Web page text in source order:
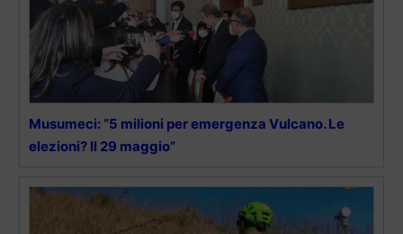
Musumeci: “5 milioni per emergenza Vulcano. Le
elezioni? Il 29 maggio”